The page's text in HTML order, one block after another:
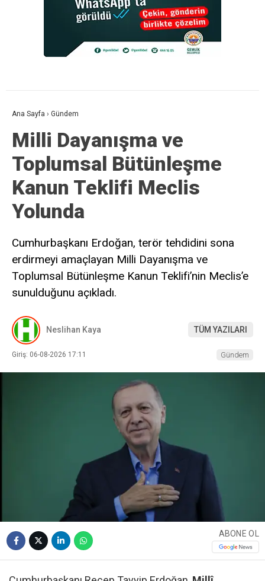
Ana Sayfa › Gündem
Milli Dayanışma ve
Toplumsal Bütünleşme
Kanun Teklifi Meclis
Yolunda
Cumhurbaşkanı Erdoğan, terör tehdidini sona
erdirmeyi amaçlayan Milli Dayanışma ve
Toplumsal Bütünleşme Kanun Teklifi’nin Meclis’e
sunulduğunu açıkladı.
Neslihan Kaya TÜM YAZILARI
Giriş: 06-08-2026 17:11 Gündem
ABONE OL